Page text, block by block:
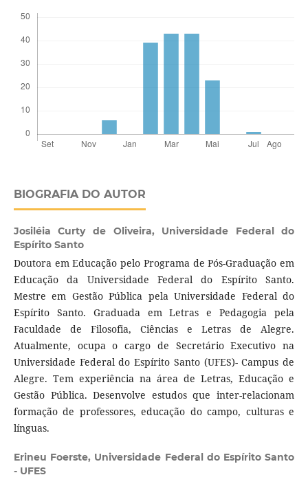
BIOGRAFIA DO AUTOR
Josiléia Curty de Oliveira, Universidade Federal do
Espírito Santo
Doutora em Educação pelo Programa de Pós-Graduação em
Educação da Universidade Federal do Espírito Santo.
Mestre em Gestão Pública pela Universidade Federal do
Espírito Santo. Graduada em Letras e Pedagogia pela
Faculdade de Filosofia, Ciências e Letras de Alegre.
Atualmente, ocupa o cargo de Secretário Executivo na
Universidade Federal do Espírito Santo (UFES)- Campus de
Alegre. Tem experiência na área de Letras, Educação e
Gestão Pública. Desenvolve estudos que inter-relacionam
formação de professores, educação do campo, culturas e
línguas.
Erineu Foerste, Universidade Federal do Espírito Santo
- UFES